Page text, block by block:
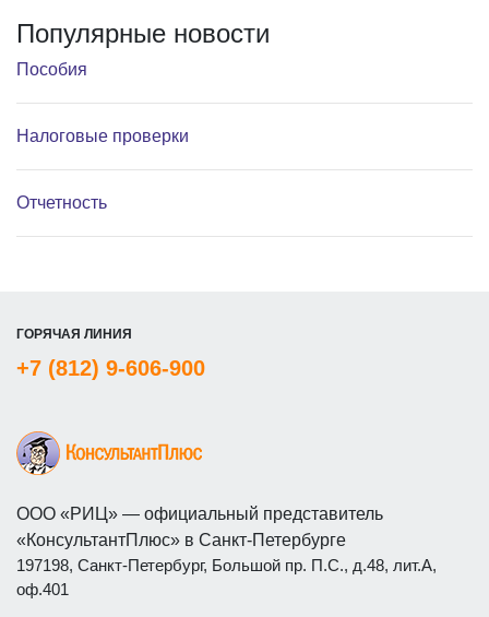
Популярные новости
Пособия
Налоговые проверки
Отчетность
ГОРЯЧАЯ ЛИНИЯ
+7 (812) 9-606-900
ООО «РИЦ» — официальный представитель
«КонсультантПлюс» в Санкт-Петербурге
197198, Санкт-Петербург, Большой пр. П.С., д.48, лит.А,
оф.401